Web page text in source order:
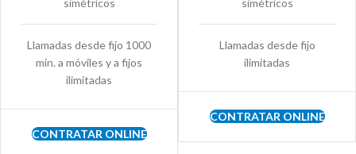
simétricos
Llamadas desde fijo 1000
min. a móviles y a fijos
ilimitadas
CONTRATAR ONLINE
simétricos
Llamadas desde fijo
ilimitadas
CONTRATAR ONLINE